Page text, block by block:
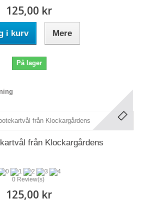
125,00 kr
i kurv Mere
På lager
från Klockargårdens
0 Review(s)
125,00 kr